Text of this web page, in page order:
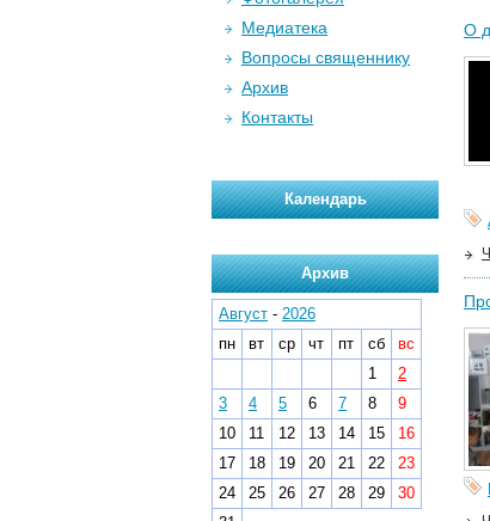
О
Медиатека
Вопросы священнику
Архив
Контакты
Календарь
Архив
Август - 2026
пн
вт ср чт пт сб
вс
1
2
3
4 5 6 7 8
9
10
11 12 13 14 15
16
17
18 19 20 21 22
23
24
25 26 27 28 29
30